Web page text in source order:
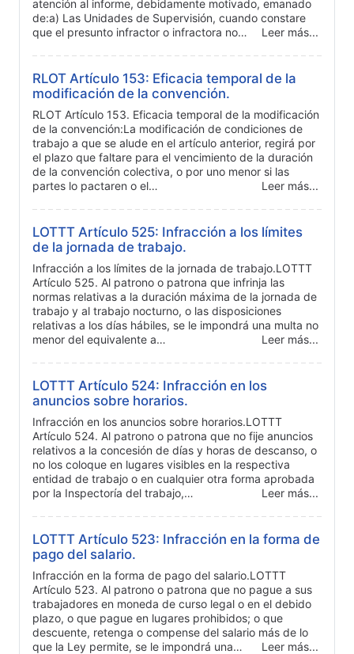
atención al informe, debidamente motivado, emanado
de:a) Las Unidades de Supervisión, cuando constare
que el presunto infractor o infractora no…
Leer más...
RLOT Artículo 153: Eficacia temporal de la
modificación de la convención.
RLOT Artículo 153. Eficacia temporal de la modificación
de la convención:La modificación de condiciones de
trabajo a que se alude en el artículo anterior, regirá por
el plazo que faltare para el vencimiento de la duración
de la convención colectiva, o por uno menor si las
partes lo pactaren o el…
Leer más...
LOTTT Artículo 525: Infracción a los límites
de la jornada de trabajo.
Infracción a los límites de la jornada de trabajo.LOTTT
Artículo 525. Al patrono o patrona que infrinja las
normas relativas a la duración máxima de la jornada de
trabajo y al trabajo nocturno, o las disposiciones
relativas a los días hábiles, se le impondrá una multa no
menor del equivalente a…
Leer más...
LOTTT Artículo 524: Infracción en los
anuncios sobre horarios.
Infracción en los anuncios sobre horarios.LOTTT
Artículo 524. Al patrono o patrona que no fije anuncios
relativos a la concesión de días y horas de descanso, o
no los coloque en lugares visibles en la respectiva
entidad de trabajo o en cualquier otra forma aprobada
por la Inspectoría del trabajo,…
Leer más...
LOTTT Artículo 523: Infracción en la forma de
pago del salario.
Infracción en la forma de pago del salario.LOTTT
Artículo 523. Al patrono o patrona que no pague a sus
trabajadores en moneda de curso legal o en el debido
plazo, o que pague en lugares prohibidos; o que
descuente, retenga o compense del salario más de lo
que la Ley permite, se le impondrá una…
Leer más...